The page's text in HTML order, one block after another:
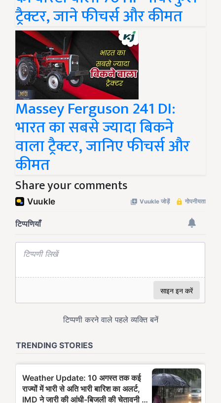
ट्रैक्टर, जाने फीचर्स और कीमत
Massey Ferguson 241 DI:
भारत का सबसे ज्यादा बिकने
वाला ट्रैक्टर, जानिए फीचर्स और
कीमत
Share your comments